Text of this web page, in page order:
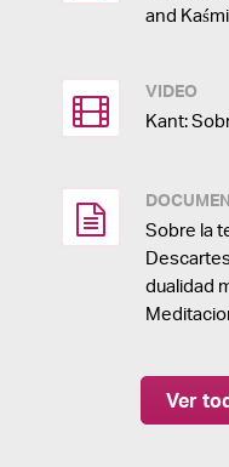
and
VIDEO
Kant:
Sobre la
dualidad
Ver